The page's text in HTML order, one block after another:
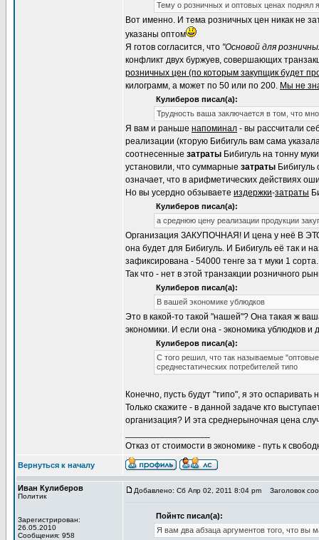
Тему о розничных и оптовых ценах поднял
Вот именно. И тема розничных цен никак не
указаны оптом
Я готов согласится, что "Основой для
конфликт двух буржуев, совершающих
розничных цен (по которым закупщик будет
килограмм, а может по 50 или по 200. Мы не
Кулиберов писал(а):
Трудность ваша заключается в том, что
Я вам и раньше напоминал - вы рассчитали
реализации (кторую Бибигуль вам сама
соотнесенные затраты Бибигуль на тонну
установили, что суммарные затраты
означает, что в арифметических действиях
Но вы усердно обзываете издержки-затраты
Кулиберов писал(а):
а среднюю цену реализации продукции
Организация ЗАКУПОЧНАЯ! И цена у неё В
она будет для Бибигуль. И Бибигуль её так и
зафиксирована - 54000 тенге за т муки 1 сорта.
Так что - нет в этой транзакции розничного
Кулиберов писал(а):
В вашей экономике ублюдков
Это в какой-то такой "нашей"? Она такая ж
экономики. И если она - экономика ублюдков и
Кулиберов писал(а):
С того решил, что так называемые
среднестатических потребителей типо
Конечно, пусть будут "типо", я это оспаривать
Только скажите - в данной задаче кто
организация? И эта среднерыночная цена
Отказ от стоимости в экономике - путь к
Вернуться к началу
Иван Кулиберов
Политик
Зарегистрирован:
26.05.2010
Сообщения: 958
Добавлено: Сб Апр 02, 2011 8:04 pm Заголовок
Пойнтс писал(а):
Я вам два абзаца аргументов того, что вы